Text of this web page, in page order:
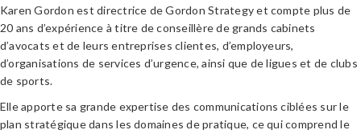
Karen Gordon est directrice de Gordon Strategy et compte plus de
20 ans d’expérience à titre de conseillère de grands cabinets
d’avocats et de leurs entreprises clientes, d’employeurs,
d’organisations de services d’urgence, ainsi que de ligues et de clubs
de sports.
Elle apporte sa grande expertise des communications ciblées sur le
plan stratégique dans les domaines de pratique, ce qui comprend le